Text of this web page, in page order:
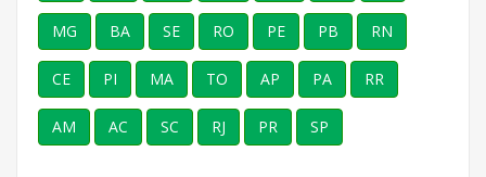
MG BA SE RO PE PB RN
CE PI MA TO AP PA RR
AM AC SC RJ PR SP